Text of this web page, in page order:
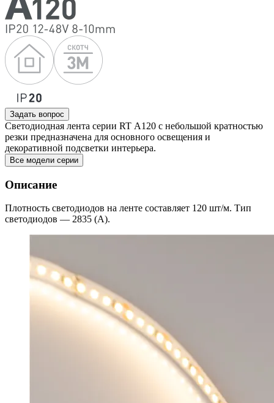
Задать вопрос
Светодиодная лента серии RT А120 с небольшой кратностью
резки предназначена для основного освещения и
декоративной подсветки интерьера.
Все модели серии
Описание
Плотность светодиодов на ленте составляет 120 шт/м. Тип
светодиодов — 2835 (А).